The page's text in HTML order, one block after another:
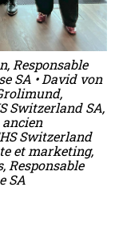
Responsable
SA • David von
Switzerland SA,
ancien
Switzerland
et marketing,
Responsable
SA